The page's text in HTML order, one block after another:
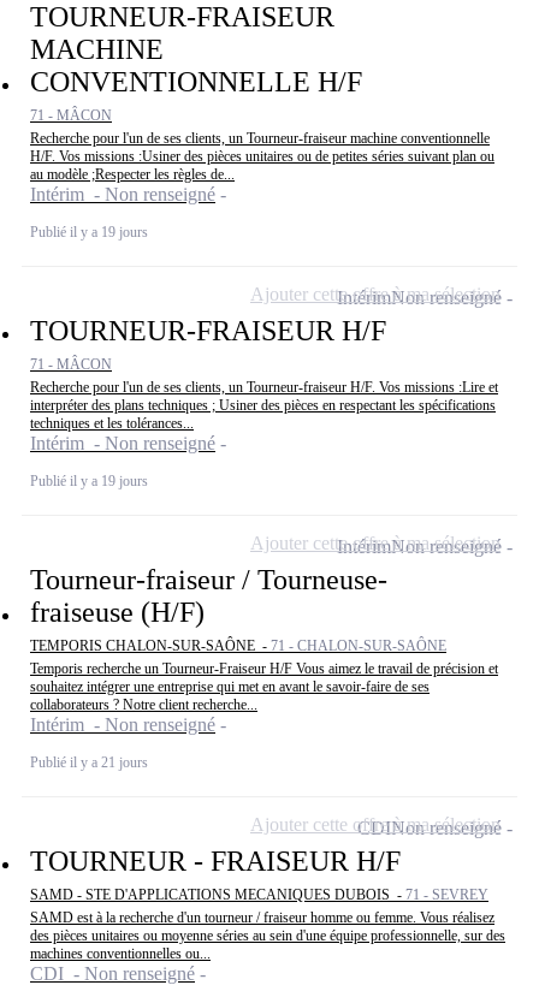
TOURNEUR-FRAISEUR
MACHINE
CONVENTIONNELLE H/F
71 - MÂCON
Recherche pour l'un de ses clients, un Tourneur-fraiseur machine conventionnelle
H/F. Vos missions :Usiner des pièces unitaires ou de petites séries suivant plan ou
au modèle ;Respecter les règles de...
Intérim - Non renseigné
Publié il y a 19 jours
TOURNEUR-FRAISEUR H/F
71 - MÂCON
Recherche pour l'un de ses clients, un Tourneur-fraiseur H/F. Vos missions :Lire et
interpréter des plans techniques ; Usiner des pièces en respectant les spécifications
techniques et les tolérances...
Intérim - Non renseigné
Publié il y a 19 jours
IntérimNon renseigné
Ajouter cette offre à ma sélection
Tourneur-fraiseur / Tourneuse-
fraiseuse (H/F)
TEMPORIS CHALON-SUR-SAÔNE - 71 - CHALON-SUR-SAÔNE
Temporis recherche un Tourneur-Fraiseur H/F Vous aimez le travail de précision et
souhaitez intégrer une entreprise qui met en avant le savoir-faire de ses
collaborateurs ? Notre client recherche...
Intérim - Non renseigné
Publié il y a 21 jours
IntérimNon renseigné
Ajouter cette offre à ma sélection
TOURNEUR - FRAISEUR H/F
SAMD - STE D'APPLICATIONS MECANIQUES DUBOIS - 71 - SEVREY
SAMD est à la recherche d'un tourneur / fraiseur homme ou femme. Vous réalisez
des pièces unitaires ou moyenne séries au sein d'une équipe professionnelle, sur des
machines conventionnelles ou...
CDI - Non renseigné
CDINon renseigné
Ajouter cette offre à ma sélection